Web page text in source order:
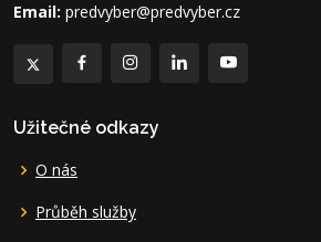
Email: predvyber@predvyber.cz
Užitečné odkazy
O nás
Průběh služby